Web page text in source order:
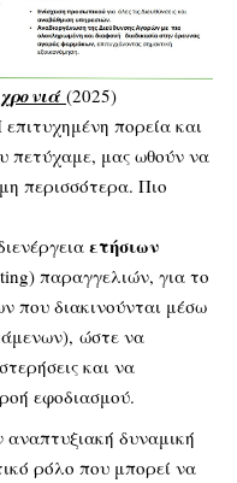
(2025)
πορεία και
πετύχαμε, μας ωθούν να
περισσότερα. Πιο
ετήσιων
παραγγελιών, για το
που διακινούνται μέσω
ώστε να
και να
εφοδιασμού.
δυναμική
ρόλο που μπορεί να